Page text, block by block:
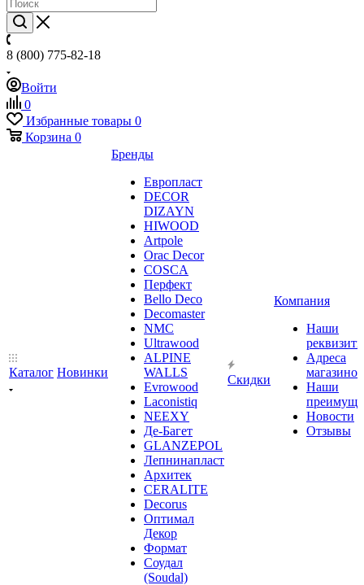
8 (800) 775-82-18
Войти
0
Избранные товары 0
Корзина 0
Каталог Новинки
Бренды
Европласт
DECOR
DIZAYN
HIWOOD
Artpole
Orac Decor
COSCA
Перфект
Bello Deco
Decomaster
NMС
Ultrawood
ALPINE
WALLS
Evrowood
Laconistiq
NEEXY
Де-Багет
GLANZEPOL
Лепнинапласт
Архитек
CERALITE
Decorus
Оптимал
Декор
Формат
Соудал
(Soudal)
Скидки
Компания
Наши
Адреса
магазинов
Наши
Новости
Отзывы